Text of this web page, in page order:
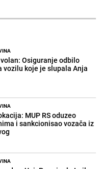
Osiguranje odbilo
vozilu koje je slupala Anja
MUP RS oduzeo
i sankcionisao vozača iz